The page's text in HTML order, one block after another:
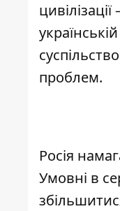
проблем.
Росія
Умовні в